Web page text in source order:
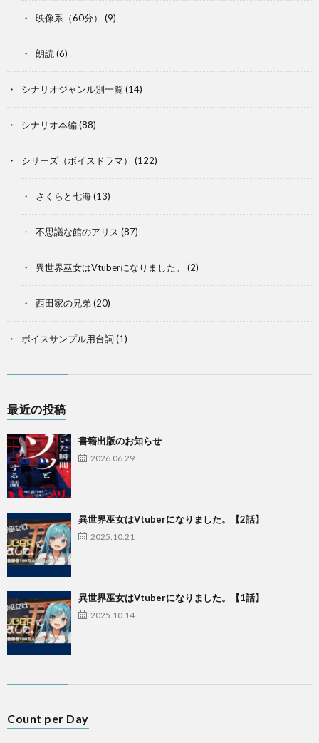
映像系（60分） (9)
朗読 (6)
シナリオジャンル別一覧 (14)
シナリオ本編(88)
シリーズ（ボイスドラマ） (122)
さくらと七海(13)
不思議な館のアリス (87)
異世界巫女はVtuberになりました。 (2)
西田家の兄弟(20)
ボイスサンプル用台詞 (1)
最近の投稿
書籍出版のお知らせ
2026.06.29
異世界巫女はVtuberになりました。【2話】
2025.10.21
異世界巫女はVtuberになりました。【1話】
2025.10.14
Count per Day